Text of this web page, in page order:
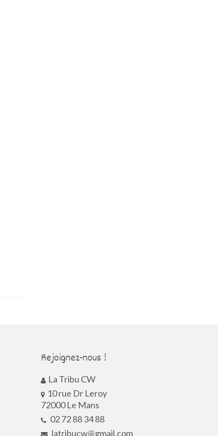
Rejoignez-nous !
La Tribu CW
10 rue Dr Leroy
72000 Le Mans
02 72 88 34 88
latribucw@gmail.com